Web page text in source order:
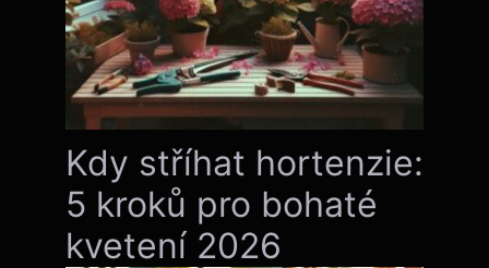
Kdy stříhat hortenzie:
5 kroků pro bohaté
kvetení 2026